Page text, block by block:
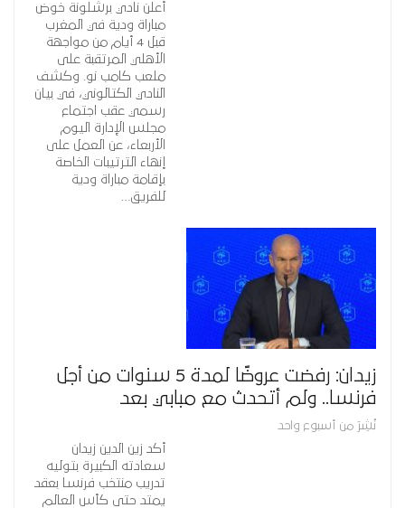
أعلن نادي برشلونة خوض
مباراة ودية في المغرب
قبل 4 أيام من مواجهة
الأهلي المرتقبة على
ملعب كامب نو. وكشف
النادي الكتالوني، في بيان
رسمي عقب اجتماع
مجلس الإدارة اليوم
الأربعاء، عن العمل على
إنهاء الترتيبات الخاصة
بإقامة مباراة ودية
للفريق…
زيدان: رفضت عروضًا لمدة 5 سنوات من أجل
فرنسا.. ولم أتحدث مع مبابي بعد
نُشِرَ من أسبوع واحد
أكد زين الدين زيدان
سعادته الكبيرة بتوليه
تدريب منتخب فرنسا بعقد
يمتد حتى كأس العالم